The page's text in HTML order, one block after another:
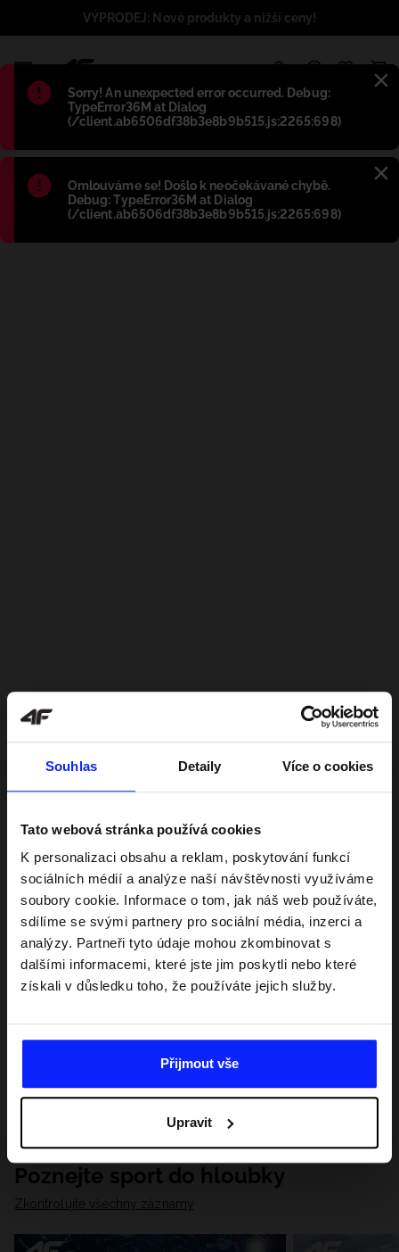
Souhlas Detaily Více o cookies
Tato webová stránka používá cookies
K personalizaci obsahu a reklam, poskytování funkcí
sociálních médií a analýze naší návštěvnosti využíváme
soubory cookie. Informace o tom, jak náš web používáte,
sdílíme se svými partnery pro sociální média, inzerci a
analýzy. Partneři tyto údaje mohou zkombinovat s
dalšími informacemi, které jste jim poskytli nebo které
získali v důsledku toho, že používáte jejich služby.
Přijmout vše
Upravit
Błąd:
Sorry! An unexpected error occurred. Debug:
TypeError36M at Dialog
(/client.ab6506df38b3e8b9b515.js:2265:698)
Błąd:
Omlouváme se! Došlo k neočekávané chybě.
Debug: TypeError36M at Dialog
(/client.ab6506df38b3e8b9b515.js:2265:698)
VÝPRODEJ: Nové produkty a nižší ceny!
Poznejte sport do hloubky
Zkontrolujte všechny záznamy